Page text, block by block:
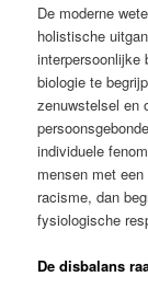
De moderne
holistische
interpersoonlijke
biologie te
zenuwstelsel en
individuele
mensen met
racisme, dan
fysiologische
De disbalans